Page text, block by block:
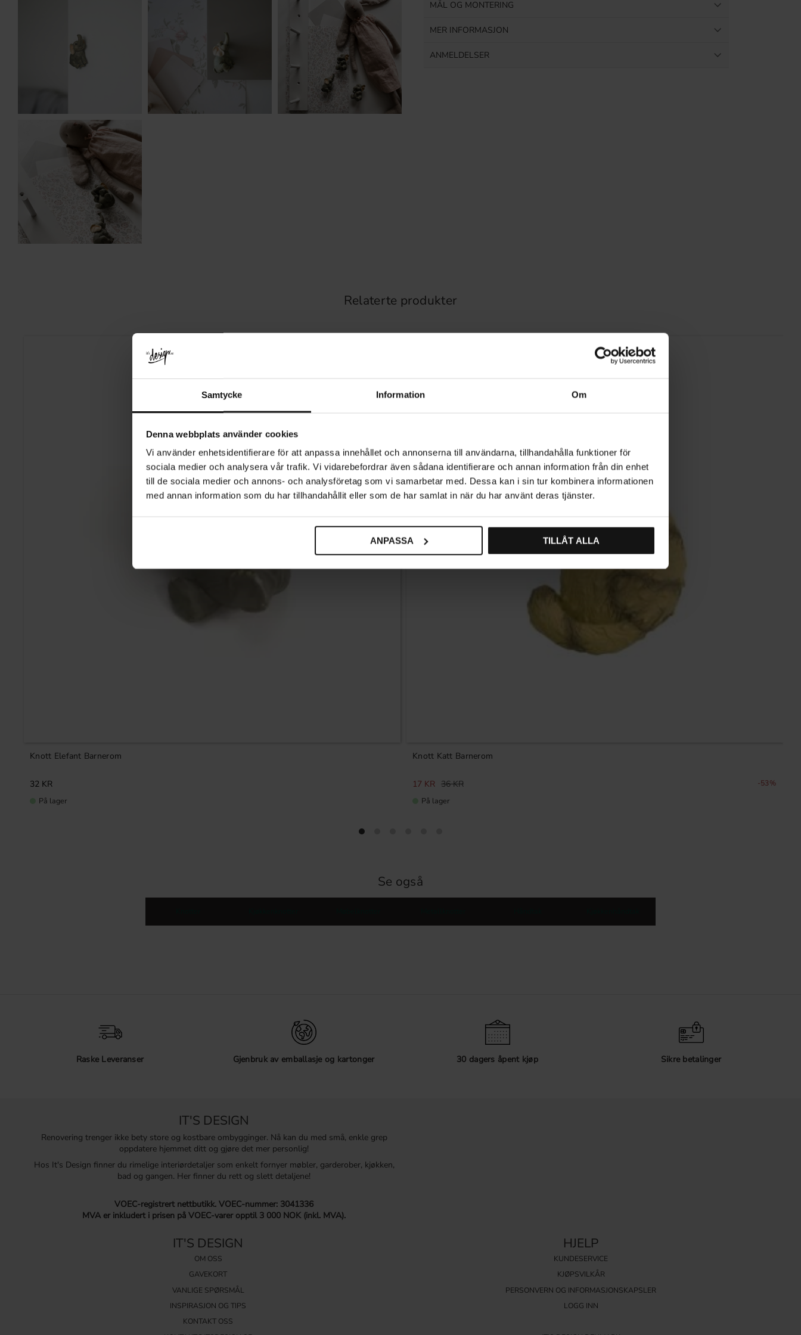
Samtycke Information Om
Denna webbplats använder cookies
Vi använder enhetsidentifierare för att anpassa innehållet och annonserna till användarna, tillhandahålla funktioner för
sociala medier och analysera vår trafik. Vi vidarebefordrar även sådana identifierare och annan information från din enhet
till de sociala medier och annons- och analysföretag som vi samarbetar med. Dessa kan i sin tur kombinera informationen
med annan information som du har tillhandahållit eller som de har samlat in när du har använt deras tjänster.
ANPASSA TILLÅT ALLA
MÅL OG MONTERING
MER INFORMASJON
ANMELDELSER
Relaterte produkter
Knott Elefant Barnerom
32KR
På lager
Knott Katt Barnerom
17 KR 36KR 53%
På lager
Se også
Raske Leveranser Gjenbruk av emballasje og kartonger 30 dagers åpent kjøp Sikre betalinger
IT'S DESIGN
Renovering trenger ikke bety store og kostbare ombygginger. Nå kan du med små, enkle grep
oppdatere hjemmet ditt og gjøre det mer personlig!
Hos It's Design finner du rimelige interiørdetaljer som enkelt fornyer møbler, garderober, kjøkken,
bad og gangen. Her finner du rett og slett detaljene!
VOEC-registrert nettbutikk.VOEC-nummer: 3041336
MVA er inkludert i prisen på VOEC-varer opptil 3 000 NOK (inkl. MVA).
IT'S DESIGN
OM OSS
GAVEKORT
VANLIGE SPØRSMÅL
INSPIRASJON OG TIPS
KONTAKT OSS
HJELP
KUNDESERVICE
KJØPSVILKÅR
PERSONVERN OG INFORMASJONSKAPSLER
LOGG INN